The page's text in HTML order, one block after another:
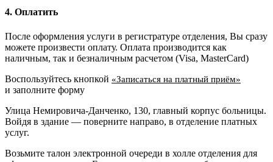
4. Оплатить
После оформления услуги в регистратуре отделения, Вы сразу
можете произвести оплату. Оплата производится как
наличным, так и безналичным расчетом (Visa, MasterCard)
Воспользуйтесь кнопкой «Записаться на платный приём»
и заполните форму
Улица Немировича-Данченко, 130, главный корпус больницы.
Войдя в здание — поверните направо, в отделение платных
услуг.
Возьмите талон электронной очереди в холле отделения для